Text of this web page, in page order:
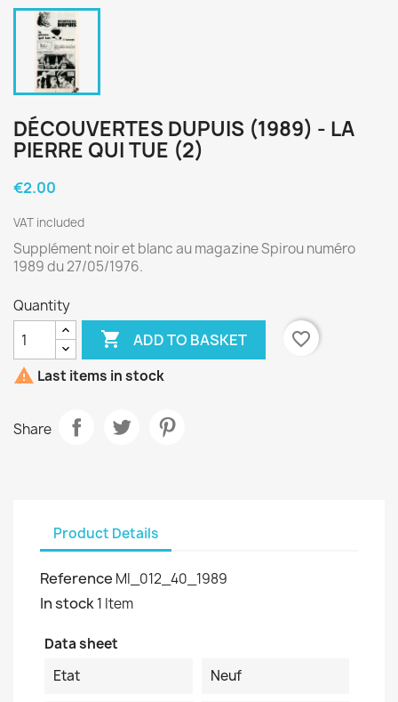
DÉCOUVERTES DUPUIS (1989) - LA
PIERRE QUI TUE (2)
€2.00
VAT included
Supplément noir et blanc au magazine Spirou numéro
1989 du 27/05/1976.
Quantity
 ADD TO BASKET
favorite_border
 Last items in stock
Share
Product Details
Reference MI_012_40_1989
In stock1 Item
Data sheet
Etat
Neuf